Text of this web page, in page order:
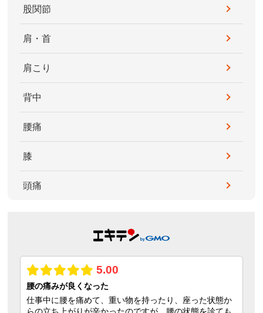
股関節
肩・首
肩こり
背中
腰痛
膝
頭痛